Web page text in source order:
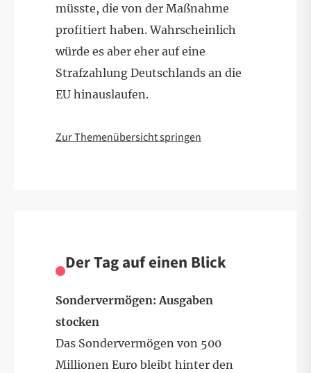
müsste, die von der Maßnahme
profitiert haben. Wahrscheinlich
würde es aber eher auf eine
Strafzahlung Deutschlands an die
EU hinauslaufen.
Zur Themenübersicht springen
Der Tag auf einen Blick
Sondervermögen: Ausgaben
stocken
Das Sondervermögen von 500
Millionen Euro bleibt hinter den